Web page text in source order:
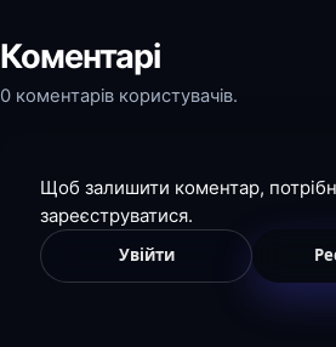
Коментарі
0 коментарів користувачів.
Щоб залишити коментар,
зареєструватися.
Увійти